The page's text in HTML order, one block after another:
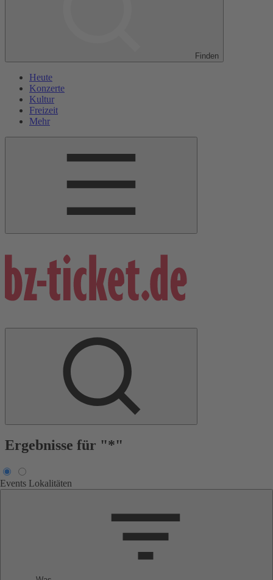
Finden
Heute
Konzerte
Kultur
Freizeit
Mehr
Ergebnisse für "*"
Events Lokalitäten